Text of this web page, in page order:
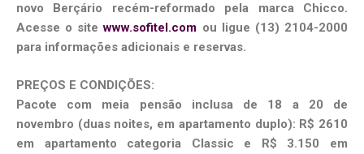
novo Berçário recém-reformado pela marca Chicco.
Acesse o sitewww.sofitel.com ou ligue (13) 2104-2000
para informações adicionais e reservas.
PREÇOS E CONDIÇÕES:
Pacote com meia pensão inclusa de 18 a 20 de
novembro (duas noites, em apartamento duplo): R$ 2610
em apartamento categoria Classic e R$ 3.150 em